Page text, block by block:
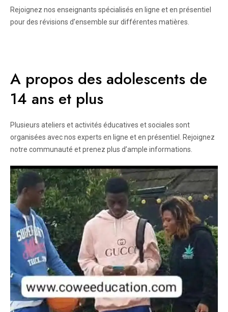
Rejoignez nos enseignants spécialisés en ligne et en présentiel
pour des révisions d’ensemble sur différentes matières.
A propos des adolescents de
14 ans et plus
Plusieurs ateliers et activités éducatives et sociales sont
organisées avec nos experts en ligne et en présentiel. Rejoignez
notre communauté et prenez plus d’ample informations.